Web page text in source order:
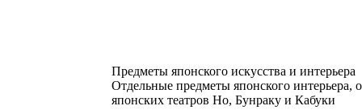
Предметы японского искусства и интерьера
Отдельные предметы японского
японских театров Но, Бунраку и Кабуки